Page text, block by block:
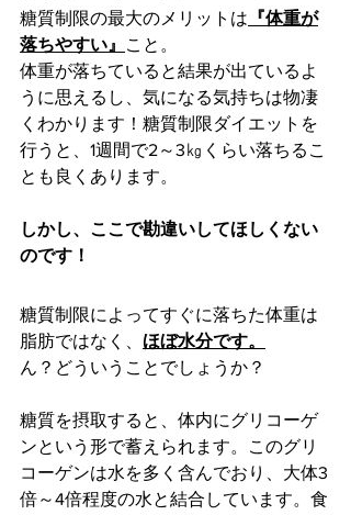
糖質制限の最大のメリットは 『体重が
落ちやすい』
こと。
体重が落ちていると結果が出ているよ
うに思えるし、気になる気持ちは物凄
くわかります！糖質制限ダイエットを
行うと、1週間で2～3㎏くらい落ちるこ
とも良くあります。
しかし、ここで勘違いしてほしくない
のです！
糖質制限によってすぐに落ちた体重は
脂肪ではなく、 ほぼ水分です。
ん？どういうことでしょうか？
糖質を摂取すると、体内にグリコーゲ
ンという形で蓄えられます。このグリ
コーゲンは水を多く含んでおり、大体3
倍～4倍程度の水と結合しています。 食